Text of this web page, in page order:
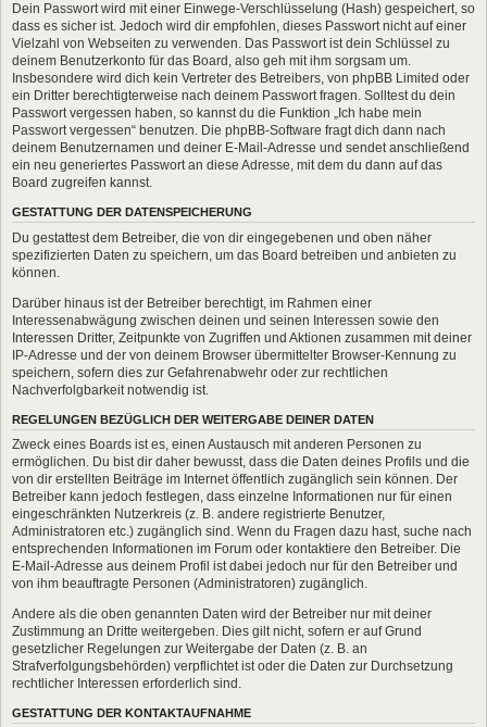
Dein Passwort wird mit einer Einwege-Verschlüsselung (Hash) gespeichert, so
dass es sicher ist. Jedoch wird dir empfohlen, dieses Passwort nicht auf einer
Vielzahl von Webseiten zu verwenden. Das Passwort ist dein Schlüssel zu
deinem Benutzerkonto für das Board, also geh mit ihm sorgsam um.
Insbesondere wird dich kein Vertreter des Betreibers, von phpBB Limited oder
ein Dritter berechtigterweise nach deinem Passwort fragen. Solltest du dein
Passwort vergessen haben, so kannst du die Funktion „Ich habe mein
Passwort vergessen“ benutzen. Die phpBB-Software fragt dich dann nach
deinem Benutzernamen und deiner E-Mail-Adresse und sendet anschließend
ein neu generiertes Passwort an diese Adresse, mit dem du dann auf das
Board zugreifen kannst.
GESTATTUNG DER DATENSPEICHERUNG
Du gestattest dem Betreiber, die von dir eingegebenen und oben näher
spezifizierten Daten zu speichern, um das Board betreiben und anbieten zu
können.
Darüber hinaus ist der Betreiber berechtigt, im Rahmen einer
Interessenabwägung zwischen deinen und seinen Interessen sowie den
Interessen Dritter, Zeitpunkte von Zugriffen und Aktionen zusammen mit deiner
IP-Adresse und der von deinem Browser übermittelter Browser-Kennung zu
speichern, sofern dies zur Gefahrenabwehr oder zur rechtlichen
Nachverfolgbarkeit notwendig ist.
REGELUNGEN BEZÜGLICH DER WEITERGABE DEINER DATEN
Zweck eines Boards ist es, einen Austausch mit anderen Personen zu
ermöglichen. Du bist dir daher bewusst, dass die Daten deines Profils und die
von dir erstellten Beiträge im Internet öffentlich zugänglich sein können. Der
Betreiber kann jedoch festlegen, dass einzelne Informationen nur für einen
eingeschränkten Nutzerkreis (z. B. andere registrierte Benutzer,
Administratoren etc.) zugänglich sind. Wenn du Fragen dazu hast, suche nach
entsprechenden Informationen im Forum oder kontaktiere den Betreiber. Die
E-Mail-Adresse aus deinem Profil ist dabei jedoch nur für den Betreiber und
von ihm beauftragte Personen (Administratoren) zugänglich.
Andere als die oben genannten Daten wird der Betreiber nur mit deiner
Zustimmung an Dritte weitergeben. Dies gilt nicht, sofern er auf Grund
gesetzlicher Regelungen zur Weitergabe der Daten (z. B. an
Strafverfolgungsbehörden) verpflichtet ist oder die Daten zur Durchsetzung
rechtlicher Interessen erforderlich sind.
GESTATTUNG DER KONTAKTAUFNAHME